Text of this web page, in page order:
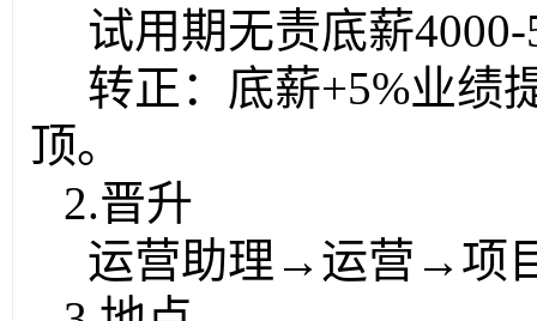
试用期无责底薪
转正：底薪+5%业绩
顶。
2.晋升
运营助理→运营→项